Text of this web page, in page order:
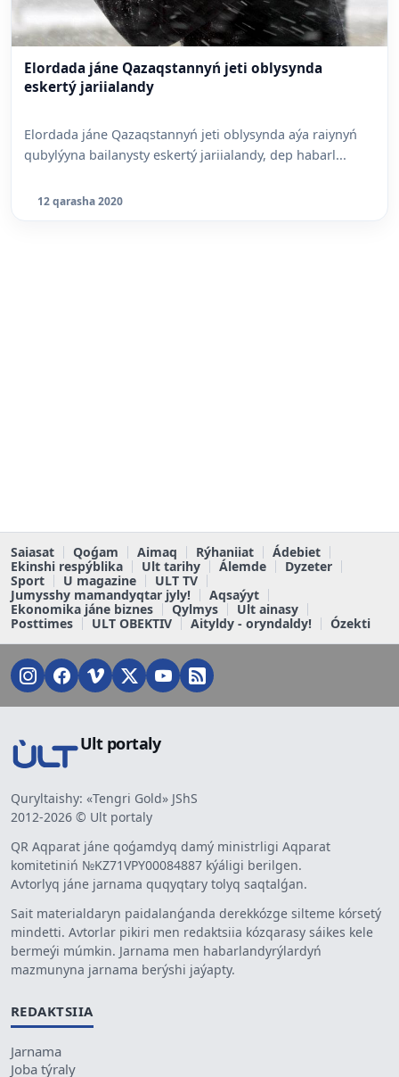
Elordada jáne Qazaqstannyń jeti oblysynda
eskertý jariialandy
Elordada jáne Qazaqstannyń jeti oblysynda aýa raiynyń
qubylýyna bailanysty eskertý jariialandy, dep habarl...
12 qarasha 2020
Saiasat Qoǵam Aimaq Rýhaniiat
Ádebiet
Ekinshi respýblika
Ult tarihy Álemde
Dyzeter
Sport
U magazine
ULT TV
Jumysshy mamandyqtar jyly!
Aqsaýyt
Ekonomika jáne biznes
Qylmys
Ult ainasy
Posttimes
ULT OBEKTIV Aityldy - oryndaldy! Ózekti
Ult portaly
Quryltaishy: «Tengri Gold» JShS
2012-2026 © Ult portaly
QR Aqparat jáne qoǵamdyq damý ministrligi Aqparat
komitetiniń №KZ71VPY00084887 kýáligi berilgen.
Avtorlyq jáne jarnama quqyqtary tolyq saqtalǵan.
Sait materialdaryn paidalanǵanda derekkózge silteme kórsetý
mindetti. Avtorlar pikiri men redaktsiia kózqarasy sáikes kele
bermeýi múmkin. Jarnama men habarlandyrýlardyń
mazmunyna jarnama berýshi jaýapty.
REDAKTSIIA
Jarnama
Joba týraly